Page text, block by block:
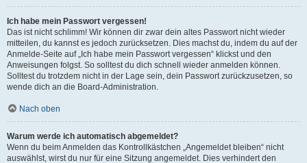
Ich habe mein Passwort vergessen!
Das ist nicht schlimm! Wir können dir zwar dein altes Passwort nicht wieder
mitteilen, du kannst es jedoch zurücksetzen. Dies machst du, indem du auf der
Anmelde-Seite auf „Ich habe mein Passwort vergessen“ klickst und den
Anweisungen folgst. So solltest du dich schnell wieder anmelden können.
Solltest du trotzdem nicht in der Lage sein, dein Passwort zurückzusetzen, so
wende dich an die Board-Administration.
Nach oben
Warum werde ich automatisch abgemeldet?
Wenn du beim Anmelden das Kontrollkästchen „Angemeldet bleiben“ nicht
auswählst, wirst du nur für eine Sitzung angemeldet. Dies verhindert den